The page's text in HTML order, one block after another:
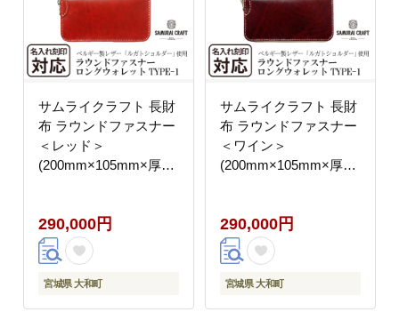
サムライクラフト 長財
布 ラウンドファスナー
＜レッド＞
(200mm×105mm×厚み
サイフ 名入れ ギフト
ルガトショルダー 本格
シンプル ファッション
日本製 手縫い ハンドメ
290,000円
宮城県 大和町
サムライクラフト 長財
布 ラウンドファスナー
＜ワイン＞
(200mm×105mm×厚み
サイフ 名入れ ギフト
ルガトショルダー 本格
シンプル ファッション
日本製 手縫い ハンドメ
290,000円
宮城県 大和町